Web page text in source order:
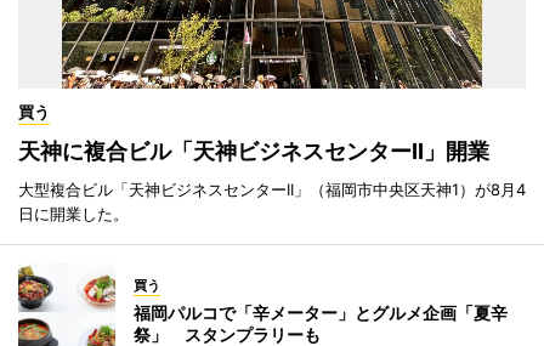
買う
天神に複合ビル「天神ビジネスセンターII」開業
大型複合ビル「天神ビジネスセンターII」（福岡市中央区天神1）が8月4
日に開業した。
買う
福岡パルコで「辛メーター」とグルメ企画「夏辛
祭」 スタンプラリーも